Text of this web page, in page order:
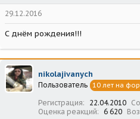
29.12.2016
С днём рождения!!!
nikolajivanych
Пользователь 10 лет на
Регистрация 22.04.2010
Оценка реакций
6 620